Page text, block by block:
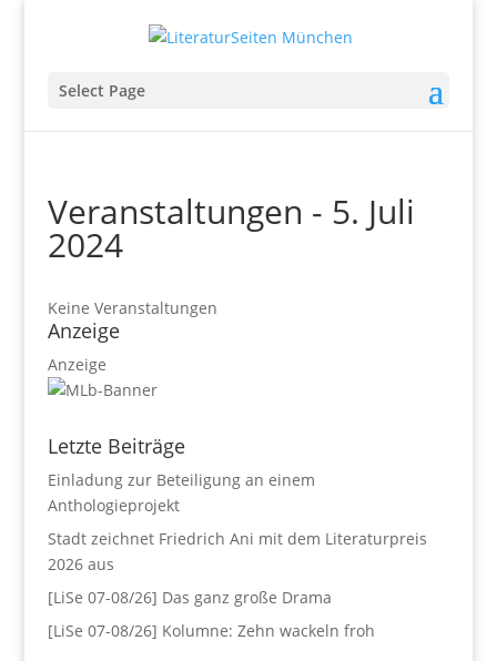
Select Page
Veranstaltungen - 5. Juli
2024
Keine Veranstaltungen
Anzeige
Anzeige
Letzte Beiträge
Einladung zur Beteiligung an einem
Anthologieprojekt
Stadt zeichnet Friedrich Ani mit dem Literaturpreis
2026 aus
[LiSe 07-08/26] Das ganz große Drama
[LiSe 07-08/26] Kolumne: Zehn wackeln froh